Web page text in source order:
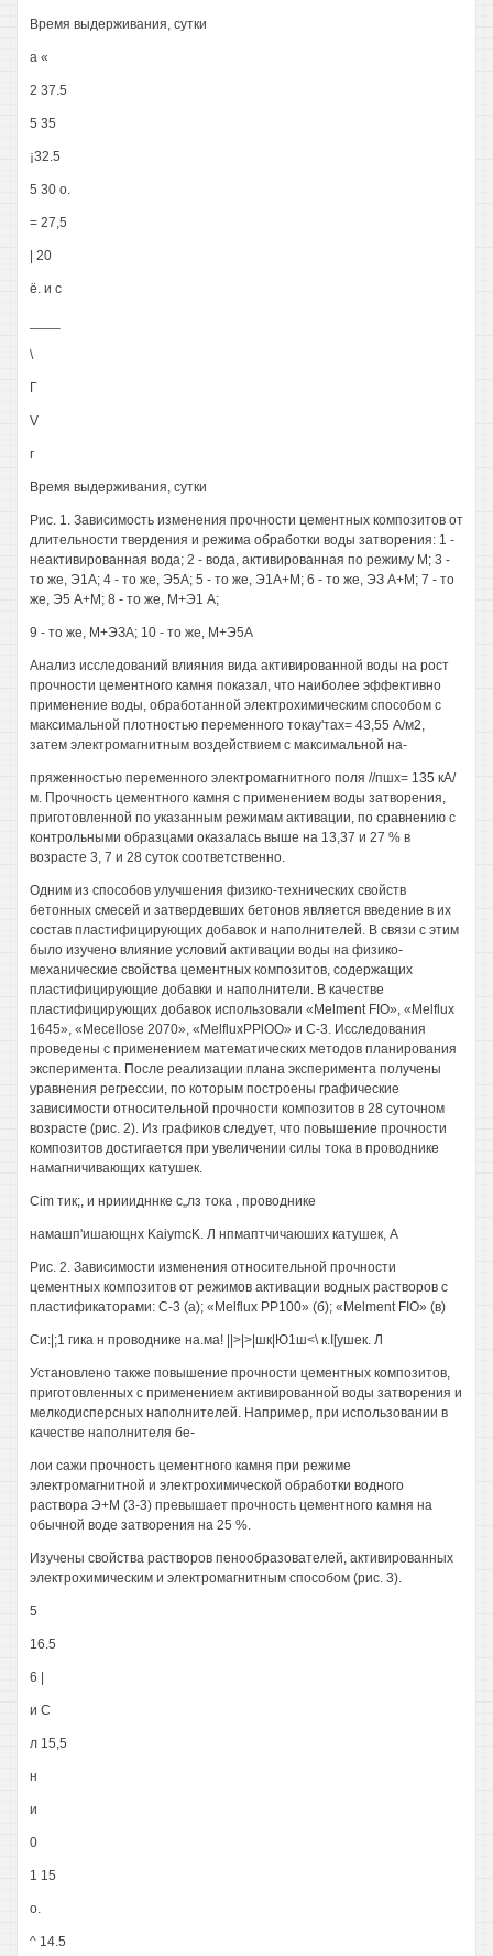
Время выдерживания, сутки
а «
2 37.5
5 35
¡32.5
5 30 о.
= 27,5
| 20
ё. и с
\
Г
V
г
Время выдерживания, сутки
Рис. 1. Зависимость изменения прочности цементных композитов от
длительности твердения и режима обработки воды затворения: 1 -
неактивированная вода; 2 - вода, активированная по режиму М; 3 -
то же, Э1А; 4 - то же, Э5А; 5 - то же, Э1А+М; 6 - то же, ЭЗ А+М; 7 - то
же, Э5 А+М; 8 - то же, М+Э1 А;
9 - то же, М+ЭЗА; 10 - то же, М+Э5А
Анализ исследований влияния вида активированной воды на рост
прочности цементного камня показал, что наиболее эффективно
применение воды, обработанной электрохимическим способом с
максимальной плотностью переменного токау'тах= 43,55 А/м2,
затем электромагнитным воздействием с максимальной на-
пряженностью переменного электромагнитного поля //пшх= 135 кА/
м. Прочность цементного камня с применением воды затворения,
приготовленной по указанным режимам активации, по сравнению с
контрольными образцами оказалась выше на 13,37 и 27 % в
возрасте 3, 7 и 28 суток соответственно.
Одним из способов улучшения физико-технических свойств
бетонных смесей и затвердевших бетонов является введение в их
состав пластифицирующих добавок и наполнителей. В связи с этим
было изучено влияние условий активации воды на физико-
механические свойства цементных композитов, содержащих
пластифицирующие добавки и наполнители. В качестве
пластифицирующих добавок использовали «Melment FIO», «Melflux
1645», «Mecellose 2070», «MelfluxPPlOO» и C-3. Исследования
проведены с применением математических методов планирования
эксперимента. После реализации плана эксперимента получены
уравнения регрессии, по которым построены графические
зависимости относительной прочности композитов в 28 суточном
возрасте (рис. 2). Из графиков следует, что повышение прочности
композитов достигается при увеличении силы тока в проводнике
намагничивающих катушек.
Cim тик;, и нрииидннке с„лз тока , проводнике
намашп'ишающнх KaiymcK. Л нпмаптчичаюших катушек, А
Рис. 2. Зависимости изменения относительной прочности
цементных композитов от режимов активации водных растворов с
пластификаторами: C-3 (a); «Melflux РР100» (б); «Melment FIO» (в)
Си:|;1 гика н проводнике на.ма! ||>|>|шк|Ю1ш<\ к.I[ушек. Л
Установлено также повышение прочности цементных композитов,
приготовленных с применением активированной воды затворения и
мелкодисперсных наполнителей. Например, при использовании в
качестве наполнителя бе-
лои сажи прочность цементного камня при режиме
электромагнитной и электрохимической обработки водного
раствора Э+М (3-3) превышает прочность цементного камня на
обычной воде затворения на 25 %.
Изучены свойства растворов пенообразователей, активированных
электрохимическим и электромагнитным способом (рис. 3).
5
16.5
6 |
и С
л 15,5
н
и
0
1 15
о.
^ 14.5